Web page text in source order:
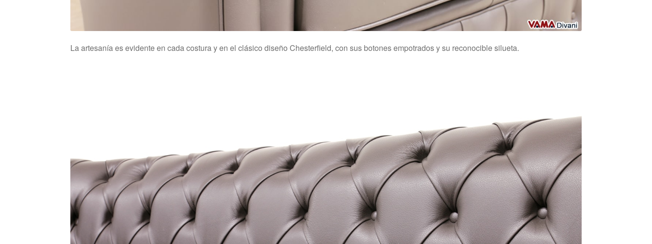
La artesanía es evidente en cada costura y en el clásico diseño Chesterfield, con sus botones empotrados y su reconocible silueta.